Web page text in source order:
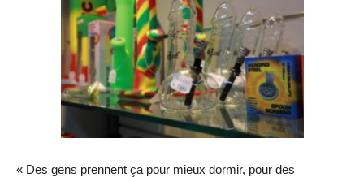
« Des gens prennent ça pour mieux dormir, pour des